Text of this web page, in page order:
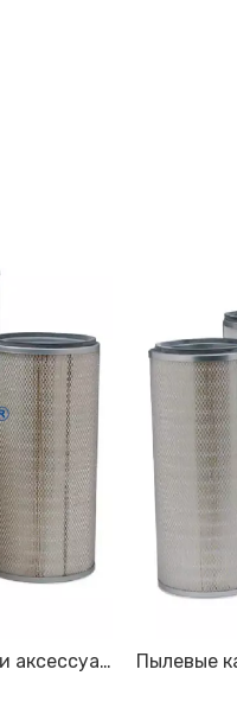
Фильтр пылесборника - Детали и аксессуары для рукавного фильтра - Канистровый фильтр пылесборника